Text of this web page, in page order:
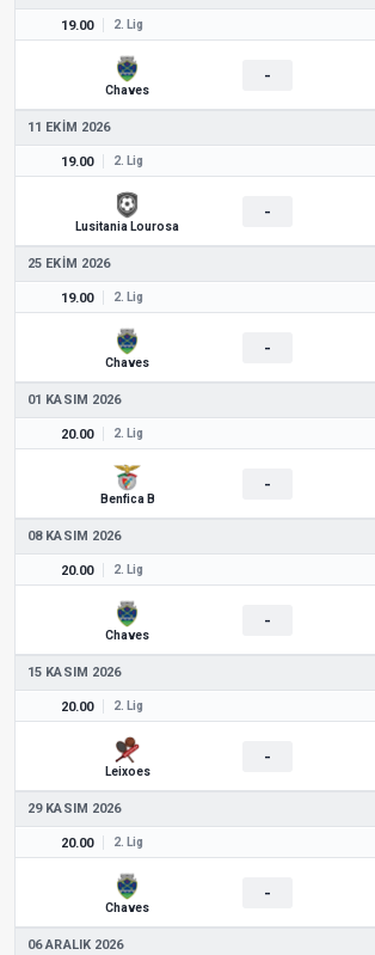
19.00 2. Lig
Chaves
-
11 EKIM 2026
19.00 2. Lig
Lusitania Lourosa
-
25 EKIM 2026
19.00 2. Lig
Chaves
-
01 KASIM 2026
20.00 2. Lig
Benfica B
-
08 KASIM 2026
20.00 2. Lig
Chaves
-
15 KASIM 2026
20.00 2. Lig
Leixoes
-
29 KASIM 2026
20.00 2. Lig
Chaves
-
06 ARALIK 2026